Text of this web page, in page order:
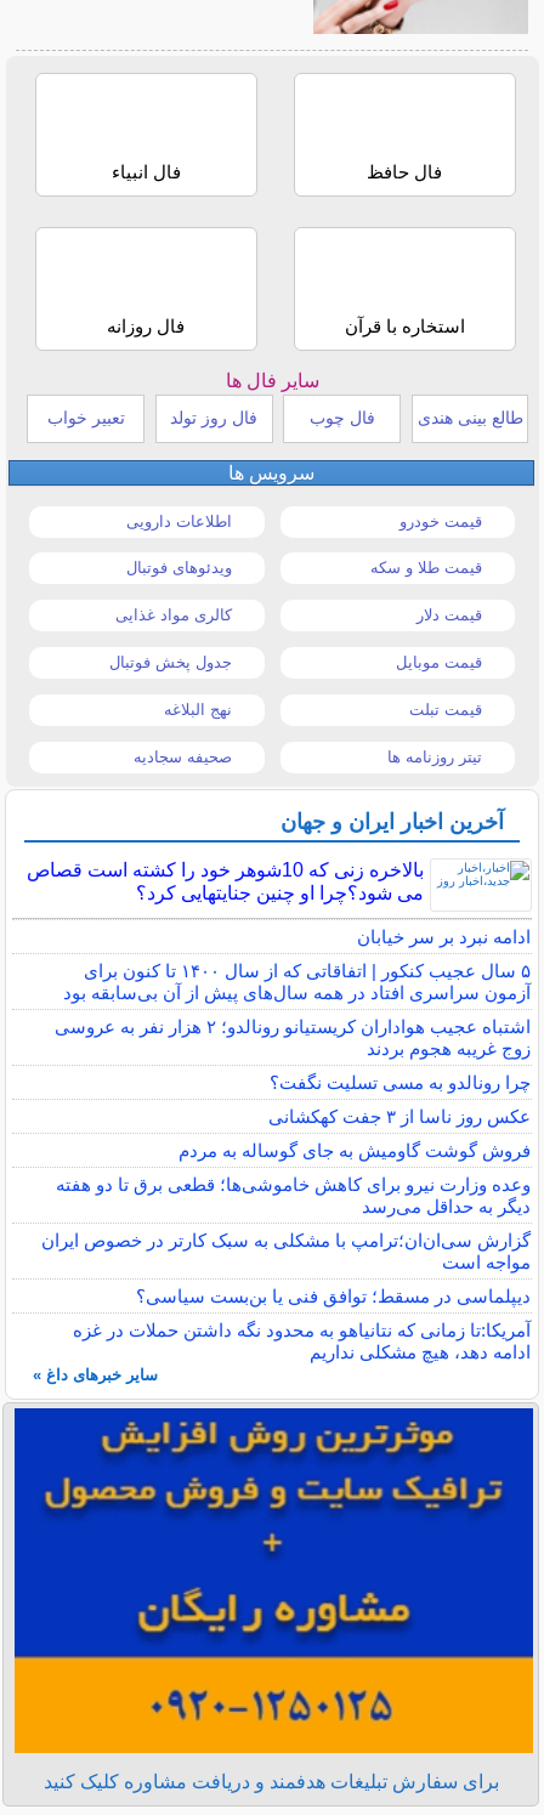
فال حافظ فال انبیاء
استخاره با قرآن فال روزانه
سایر فال ها
طالع بینی هندی فال چوب فال روز تولد تعبیر خواب
سرویس ها
قیمت خودرو اطلاعات دارویی
قیمت طلا و سکه ویدئوهای فوتبال
قیمت دلار کالری مواد غذایی
قیمت موبایل جدول پخش فوتبال
قیمت تبلت نهج البلاغه
تیتر روزنامه ها صحیفه سجادیه
آخرین اخبار ایران و جهان
بالاخره زنی که 10شوهر خود را کشته است قصاص
می شود؟چرا او چنین جنایتهایی کرد؟
ادامه نبرد بر سر خیابان
۵ سال عجیب کنکور | اتفاقاتی که از سال ۱۴۰۰ تا کنون برای
آزمون سراسری افتاد در همه سال‌های پیش از آن بی‌سابقه بود
اشتباه عجیب هواداران کریستیانو رونالدو؛ ۲ هزار نفر به عروسی
زوج غریبه هجوم بردند
چرا رونالدو به مسی تسلیت نگفت؟
عکس روز ناسا از ۳ جفت کهکشانی
فروش گوشت گاومیش به جای گوساله به مردم
وعده وزارت نیرو برای کاهش خاموشی‌ها؛ قطعی برق تا دو هفته
دیگر به حداقل می‌رسد
گزارش سی‌ان‌ان؛ترامپ با مشکلی به سبک کارتر در خصوص ایران
مواجه است
دیپلماسی در مسقط؛ توافق فنی یا بن‌بست سیاسی؟
آمریکا:تا زمانی که نتانیاهو به محدود نگه داشتن حملات در غزه
ادامه دهد، هیچ مشکلی نداریم
سایر خبرهای داغ »
برای سفارش تبلیغات هدفمند و دریافت مشاوره کلیک کنید